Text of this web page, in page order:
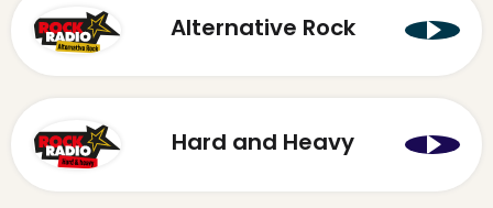
Alternative Rock
Hard and Heavy